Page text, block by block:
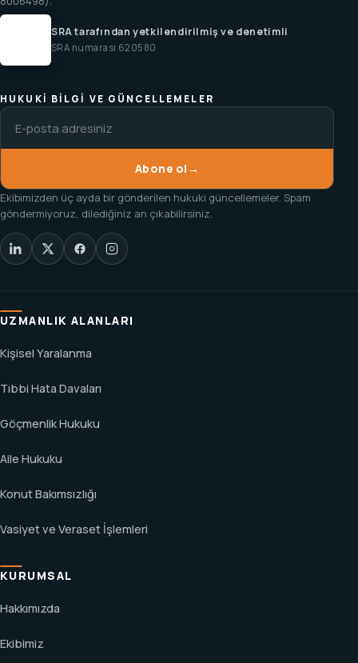
SRA tarafından yetkilendirilmiş ve denetimli
SRA numarası 620580
HUKUKI BILGI VE GÜNCELLEMELER
Abone ol →
Ekibimizden üç ayda bir gönderilen hukuki güncellemeler. Spam
göndermiyoruz, dilediğiniz an çıkabilirsiniz.
UZMANLIK ALANLARI
Kişisel Yaralanma
Tıbbi Hata Davaları
Göçmenlik Hukuku
Aile Hukuku
Konut Bakımsızlığı
Vasiyet ve Veraset İşlemleri
KURUMSAL
Hakkımızda
Ekibimiz